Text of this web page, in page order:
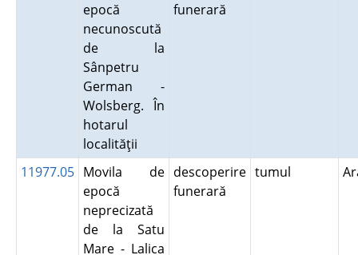
epocă
necunoscută
de la
Sânpetru
German -
Wolsberg. În
hotarul
localităţii
funerară
11977.05 Movila de
epocă
neprecizată
de la Satu
Mare - Lalica
descoperire
funerară
tumul